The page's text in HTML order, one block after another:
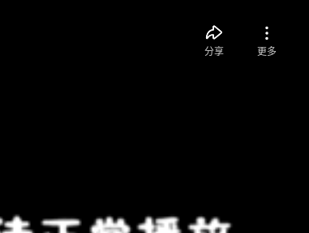
分享 更多